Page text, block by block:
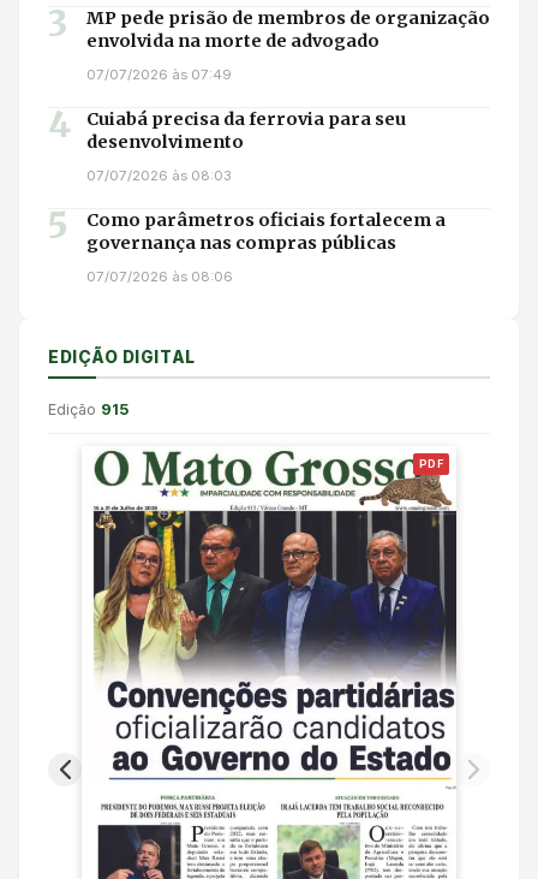
3
MP pede prisão de membros de organização
envolvida na morte de advogado
07/07/2026 às 07:49
4
Cuiabá precisa da ferrovia para seu
desenvolvimento
07/07/2026 às 08:03
5
Como parâmetros oficiais fortalecem a
governança nas compras públicas
07/07/2026 às 08:06
EDIÇÃO DIGITAL
Edição 915
PDF